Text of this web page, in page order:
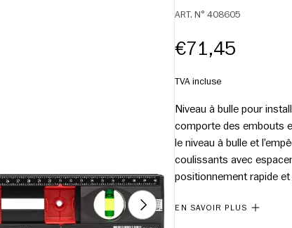
SUIVANT
ART. N° 408605
€71,45
TVA incluse
Niveau à bulle pour
comporte des embouts
le niveau à bulle et
coulissants avec
positionnement rapide
EN SAVOIR PLUS